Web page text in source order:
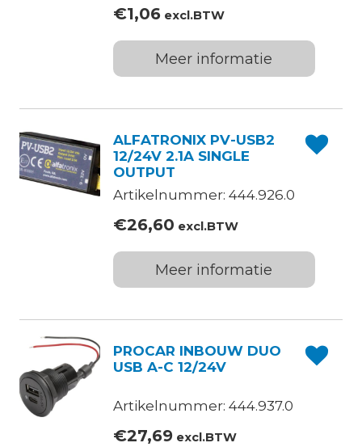
€1,06excl.BTW
Meer informatie
ALFATRONIX PV-USB2
12/24V 2.1A SINGLE
OUTPUT
Artikelnummer: 444.926.0
€26,60 excl.BTW
Meer informatie
PROCAR INBOUW DUO
USB A-C 12/24V
Artikelnummer: 444.937.0
€27,69excl.BTW